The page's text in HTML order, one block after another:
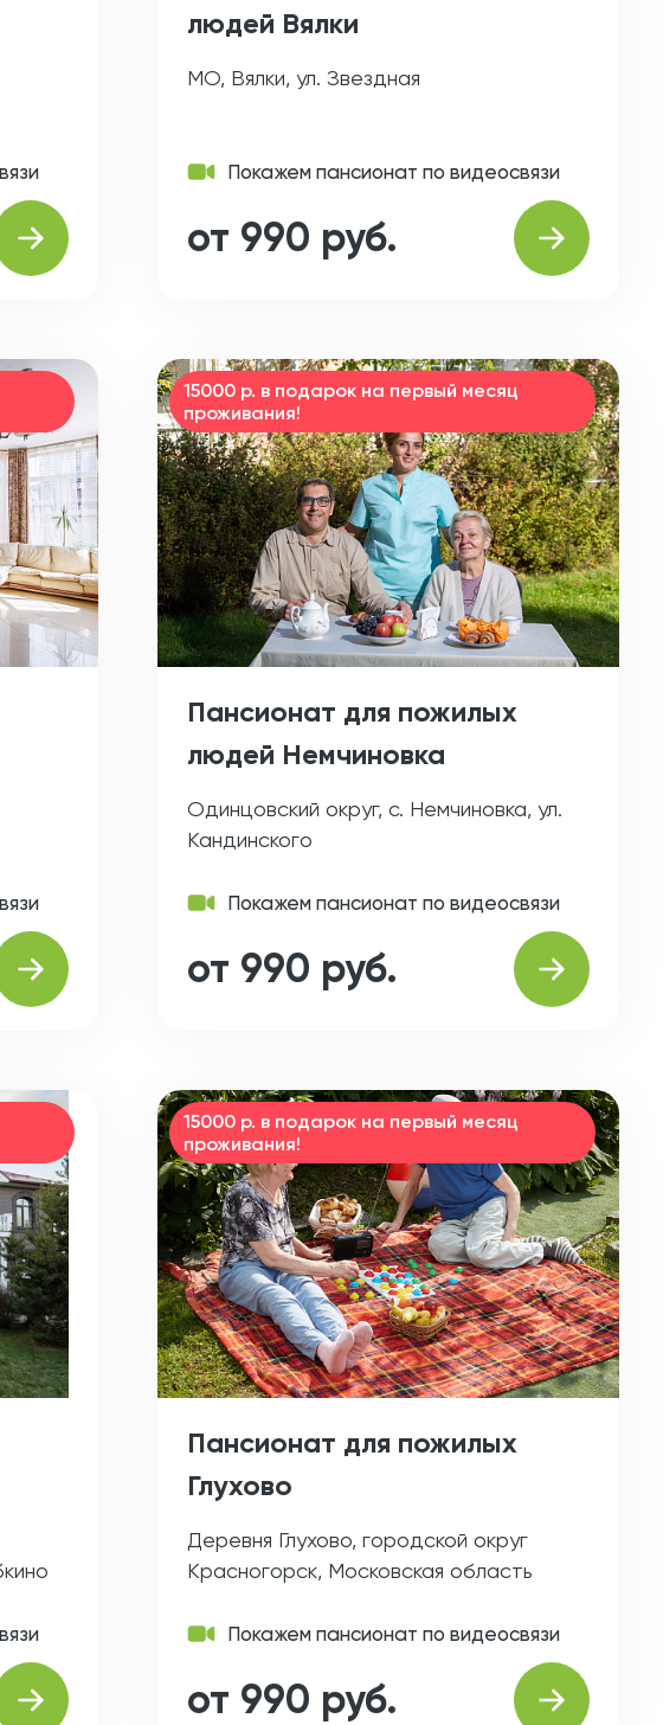
людей Вялки
МО, Вялки, ул. Звездная
Покажем пансионат по видеосвязи
от 990 руб.
15000 р. в подарок на первый месяц
проживания!
Пансионат для пожилых
людей Немчиновка
Одинцовский округ, с. Немчиновка, ул.
Кандинского
Покажем пансионат по видеосвязи
от 990 руб.
15000 р. в подарок на первый месяц
проживания!
Пансионат для пожилых
Глухово
Деревня Глухово, городской округ
Красногорск, Московская область
Покажем пансионат по видеосвязи
от 990 руб.